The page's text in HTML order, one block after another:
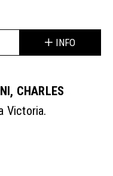
INFO
CHARLES
Victoria.